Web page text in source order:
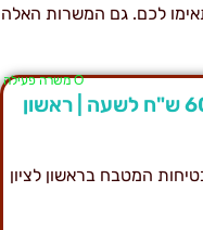
לכם. גם המשרות האלה
Ο משרה פעילה
טבח/ית מוסדי/ת ראשי/ת | 60-65 ש"ח לשעה | ראשון
המטבח בראשון לציון